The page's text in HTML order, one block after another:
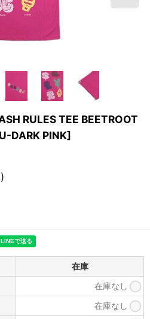
RULES TEE BEETROOT
DARK PINK]
在庫
在庫なし
在庫なし